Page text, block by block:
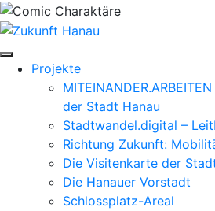
Zum
Projekte
der Stadt Hanau
Stadtwandel.digital –
Richtung Zukunft:
Die Visitenkarte der
Die Hanauer Vorstadt
Schlossplatz-Areal